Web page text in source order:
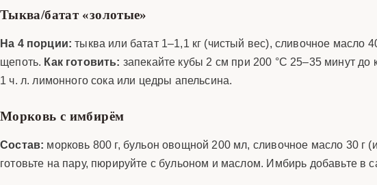
Тыква/батат «золотые»
На 4 порции: тыква или батат 1–1,1 кг (чистый вес), сливочное масло
щепоть. Как готовить: запекайте кубы 2 см при 200 °C 25–35 минут
1 ч. л. лимонного сока или цедры апельсина.
Морковь с имбирём
Состав: морковь 800 г, бульон овощной 200 мл, сливочное масло 30 г
готовьте на пару, пюрируйте с бульоном и маслом. Имбирь добавьте